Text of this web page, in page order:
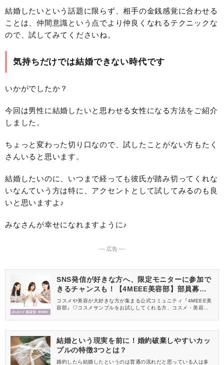
結婚したいという話題に限らず、相手の金銭感覚に合わせる
ことは、仲間意識という点でより仲良くなれるテクニックな
ので、試してみてくださいね。
気持ちだけでは結婚できない時代です
いかがでしたか？
今回は男性に結婚したいと思わせる女性になる方法をご紹介
しました。
ちょっと変わった切り口なので、試したことがない方もたく
さんいると思います。
結婚したいのに、いつまで経っても彼氏が踏み切ってくれな
いなんていう方は特に、アクセントとして試してみるのも良
いと思いますよ♪
みなさんが幸せになれますように♪
― 広告 ―
SNS発信が好きな方へ、限定モニターに参加で
きるチャンスも！【4MEEE美容部】部員募集
中
コスメや美容が大好きな方が集まる公式コミュニティ『4MEEE美
容部』♡コスメサンプルをお試ししてくれる方、コスメ・美容情報
結婚という現実を前に！婚約破棄しやすいカッ
プルの特徴3つとは？
婚約したら結婚したというのは普通の流れだと思っている人は多